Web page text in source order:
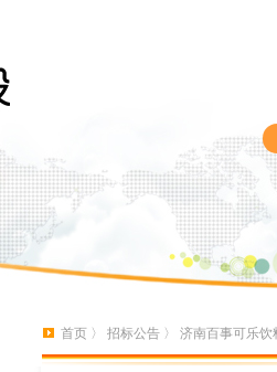
首页 〉 招标公告 〉 济南百事可乐